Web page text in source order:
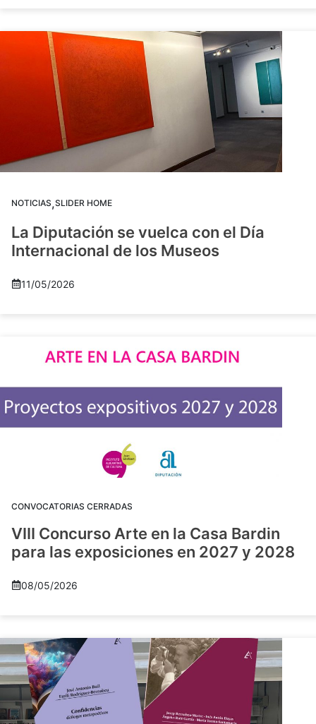
NOTICIAS,SLIDER HOME
La Diputación se vuelca con el Día
Internacional de los Museos
11/05/2026
CONVOCATORIAS CERRADAS
VIII Concurso Arte en la Casa Bardin
para las exposiciones en 2027 y 2028
08/05/2026